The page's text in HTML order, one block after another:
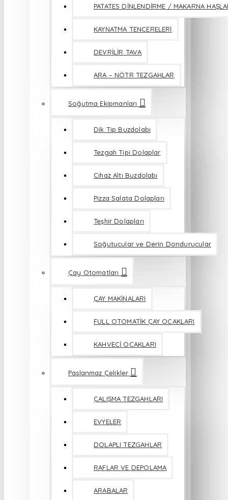
PATATES DİNLENDİRME / MAKARNA
KAYNATMA TENCERELERİ
DEVRİLİR TAVA
ARA – NÖTR TEZGAHLAR
Soğutma Ekipmanları
Dik Tip Buzdolabı
Tezgah Tipi Dolaplar
Cihaz Altı Buzdolabı
Pizza Salata Dolapları
Teşhir Dolapları
Soğutucular ve Derin Dondurucular
Çay Otomatları
ÇAY MAKİNALARI
FULL OTOMATİK ÇAY OCAKLARI
KAHVECİ OCAKLARI
Paslanmaz Çelikler
ÇALIŞMA TEZGAHLARI
EVYELER
DOLAPLI TEZGAHLAR
RAFLAR VE DEPOLAMA
ARABALAR